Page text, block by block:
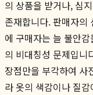
의 상품을 받거나, 심
존재합니다. 판매자의
에 구매자는 늘 불안
의 비대칭성 문제입니
장점만을 부각하여 사
라 옷의 색감이나 질